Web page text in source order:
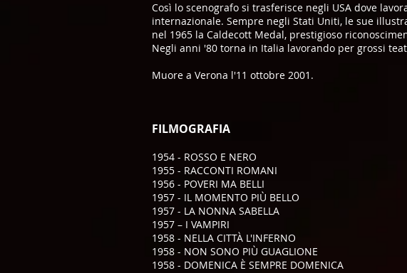
Così lo scenografo si trasferisce negli USA dove
internazionale. Sempre negli Stati Uniti, le sue
nel 1965 la Caldecott Medal, prestigioso
Negli anni '80 torna in Italia lavorando per grossi
Muore a Verona l'11 ottobre 2001.
FILMOGRAFIA
1954 - ROSSO E NERO
1955 - RACCONTI ROMANI
1956 - POVERI MA BELLI
1957 - IL MOMENTO PIÙ BELLO
1957 - LA NONNA SABELLA
1957 – I VAMPIRI
1958 - NELLA CITTÀ L'INFERNO
1958 - NON SONO PIÙ GUAGLIONE
1958 - DOMENICA È SEMPRE DOMENICA